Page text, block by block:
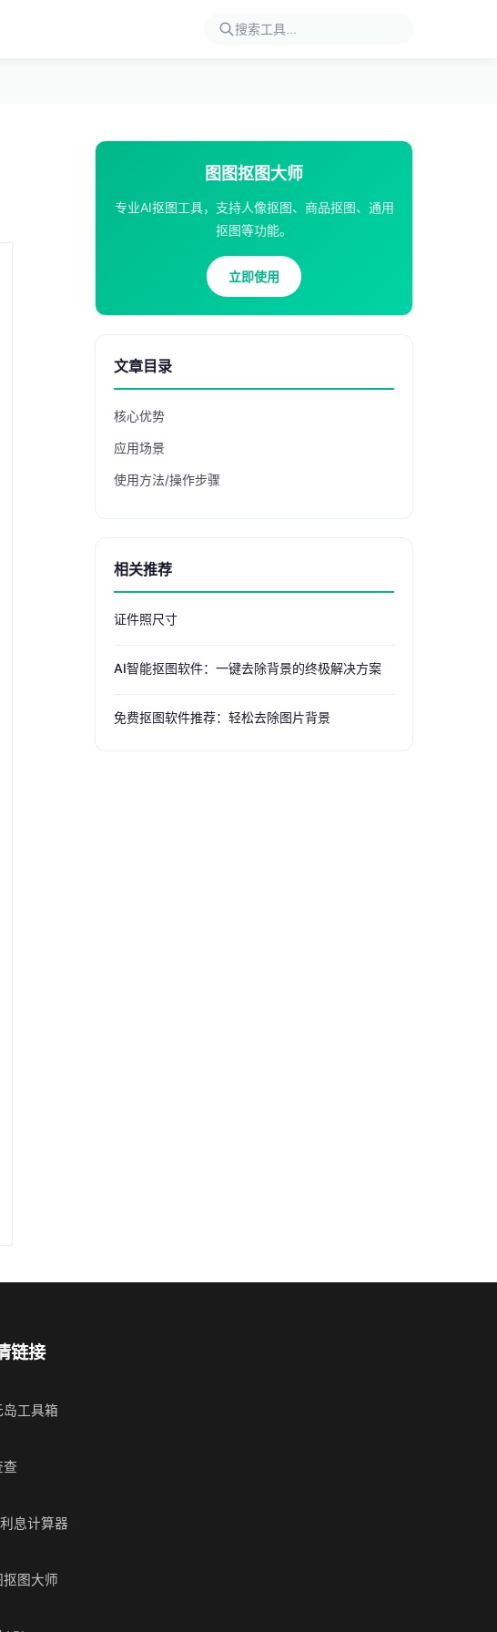
图图抠图大师
专业AI抠图工具，支持人像抠图、商品抠图、通用
抠图等功能。
立即使用
文章目录
核心优势
应用场景
使用方法/操作步骤
相关推荐
证件照尺寸
AI智能抠图软件：一键去除背景的终极解决方案
免费抠图软件推荐：轻松去除图片背景
链接
岛工具箱
查
息计算器
抠图大师